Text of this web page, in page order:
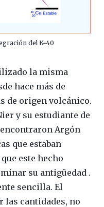
del K-40
la misma
hace más de
de origen volcánico.
y su estudiante de
Argón
que estaban
este hecho
su antigüedad .
sencilla. El
las cantidades, no